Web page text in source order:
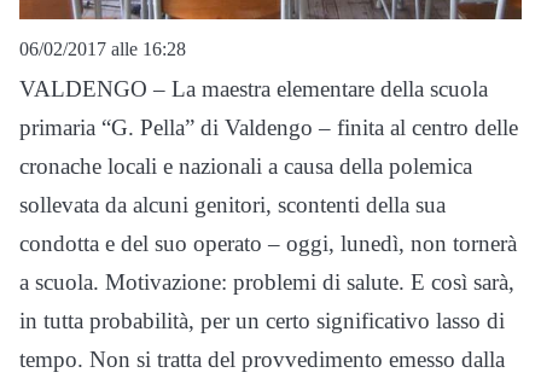
06/02/2017 alle 16:28
VALDENGO – La maestra elementare della scuola
primaria “G. Pella” di Valdengo – finita al centro delle
cronache locali e nazionali a causa della polemica
sollevata da alcuni genitori, scontenti della sua
condotta e del suo operato – oggi, lunedì, non tornerà
a scuola. Motivazione: problemi di salute. E così sarà,
in tutta probabilità, per un certo significativo lasso di
tempo. Non si tratta del provvedimento emesso dalla